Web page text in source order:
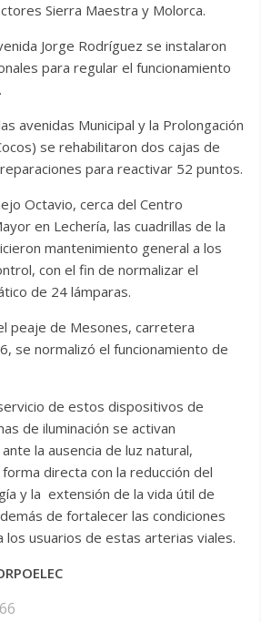
Sierra Maestra y Molorca.
Jorge Rodríguez se instalaron
para regular el funcionamiento
avenidas Municipal y la Prolongación
se rehabilitaron dos cajas de
para reactivar 52 puntos.
Octavio, cerca del Centro
en Lechería, las cuadrillas de la
mantenimiento general a los
con el fin de normalizar el
de 24 lámparas.
peaje de Mesones, carretera
se normalizó el funcionamiento de
de estos dispositivos de
de iluminación se activan
la ausencia de luz natural,
directa con la reducción del
y la extensión de la vida útil de
de fortalecer las condiciones
los usuarios de estas arterias viales.